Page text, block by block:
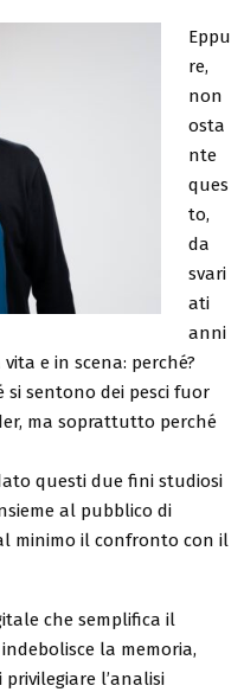
Eppu
re,
non
osta
nte
ques
to,
da
svari
ati
anni
e in scena: perché?
si sentono dei pesci fuor
ma soprattutto perché
questi due fini studiosi
al pubblico di
minimo il confronto con il
che semplifica il
la memoria,
l’analisi